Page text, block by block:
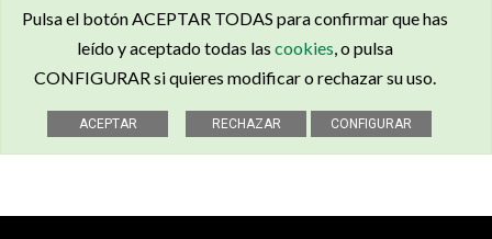
Pulsa el botón ACEPTAR TODAS para confirmar que has
leído y aceptado todas las cookies, o pulsa
CONFIGURAR si quieres modificar o rechazar su uso.